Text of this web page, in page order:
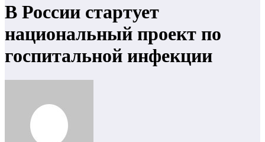
В России стартует
национальный проект по
госпитальной инфекции